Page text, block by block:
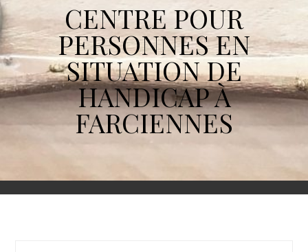
CENTRE POUR
PERSONNES EN
SITUATION DE
HANDICAP À
FARCIENNES